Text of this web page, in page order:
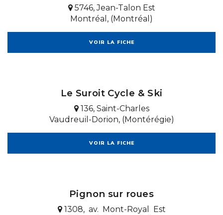
5746, Jean-Talon Est
Montréal, (Montréal)
VOIR LA FICHE
Le Suroit Cycle & Ski
136, Saint-Charles
Vaudreuil-Dorion, (Montérégie)
VOIR LA FICHE
Pignon sur roues
1308, av. Mont-Royal Est